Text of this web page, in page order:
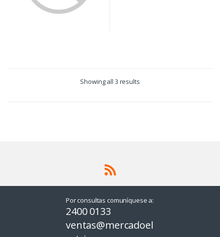
Showing all 3 results
Por consultas comuníquese a:
2400 0133
ventas@mercadoel